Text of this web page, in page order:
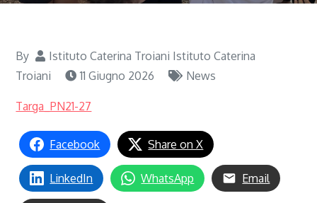
By
Istituto Caterina Troiani Istituto Caterina
Troiani
11 Giugno 2026 News
Targa_PN21-27
Facebook Share on X
LinkedIn WhatsApp Email